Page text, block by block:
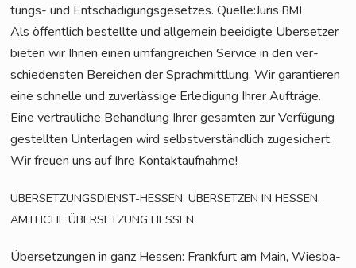
tungs- und Ent­schä­di­gungs­ge­set­zes. Quelle:JurisBMJ
Als öffent­lich bestell­te und all­ge­mein beei­dig­te Über­set­zer
bie­ten wir Ihnen einen umfang­rei­chen Ser­vice in den ver­
schie­dens­ten Berei­chen der Sprach­mitt­lung. Wir garan­tie­ren
eine schnel­le und zuver­läs­si­ge Erle­di­gung Ihrer Auf­trä­ge.
Eine ver­trau­li­che Behand­lung Ihrer gesam­ten zur Ver­fü­gung
gestell­ten Unter­la­gen wird selbst­ver­ständ­lich zuge­si­chert.
Wir freu­en uns auf Ihre Kontaktaufnahme!
ÜBERSETZUNGSDIENST-HESSEN.ÜBERSETZEN IN HESSEN.
AMTLICHE ÜBERSETZUNG HESSEN
Über­set­zun­gen in ganz Hes­sen: Frank­furt am Main, Wies­ba­